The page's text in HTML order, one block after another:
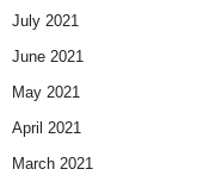
July 2021
June 2021
May 2021
April 2021
March 2021